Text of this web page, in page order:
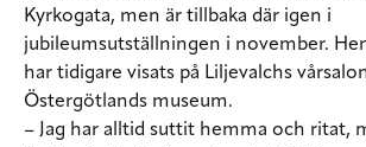
Kyrkogata, men är tillbaka där igen i
jubileumsutställningen i november.
har tidigare visats på Liljevalchs
Östergötlands museum.
– Jag har alltid suttit hemma och ritat,